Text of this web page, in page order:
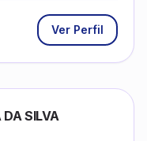
Ver Perfil
SILVA